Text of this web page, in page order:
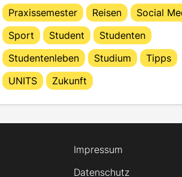
Praxissemester
Reisen
Social
Sport
Student
Studenten
Studentenleben
Studium
Tipps
UNITS
Zukunft
Impressum
Datenschutz